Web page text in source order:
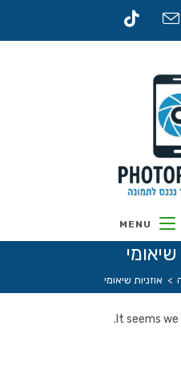
MENU
שיאומי
> אוזניות שיאומי
It seems